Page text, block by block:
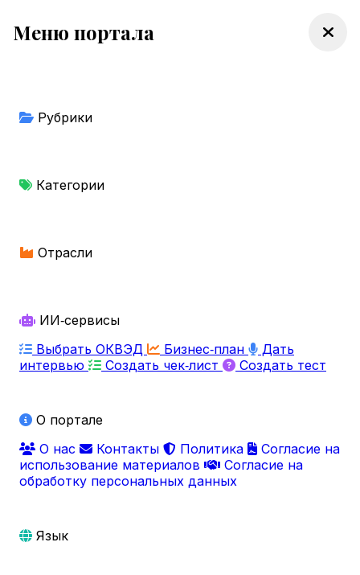
Меню портала
Рубрики
Категории
Отрасли
ИИ‑сервисы
Выбрать ОКВЭД
Бизнес‑план
Дать
интервью
Создать чек‑лист Создать тест
О портале
О нас
Контакты Политика
Согласие на
использование материалов
Согласие на
обработку персональных данных
Язык